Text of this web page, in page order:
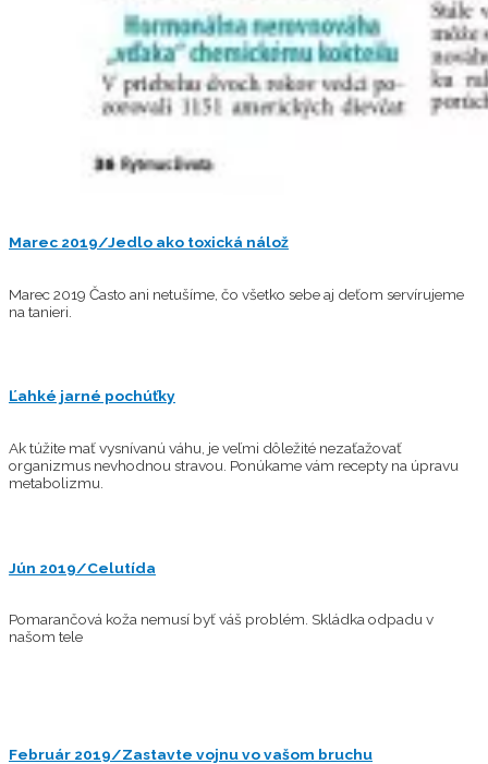
Marec 2019/Jedlo ako toxická nálož
Marec 2019 Často ani netušíme, čo všetko sebe aj deťom servírujeme
na tanieri.
Ľahké jarné pochúťky
Ak túžite mať vysnívanú váhu, je veľmi dôležité nezaťažovať
organizmus nevhodnou stravou. Ponúkame vám recepty na úpravu
metabolizmu.
Jún 2019/Celutída
Pomarančová koža nemusí byť váš problém. Skládka odpadu v
našom tele
Február 2019/Zastavte vojnu vo vašom bruchu